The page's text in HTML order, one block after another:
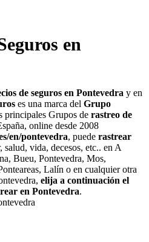
en
de seguros en Pontevedra y en
es una marca del Grupo
principales Grupos de rastreo de
online desde 2008
en/pontevedra, puede rastrear
salud, vida, decesos, etc.. en A
Bueu, Pontevedra, Mos,
Lalín o en cualquier otra
elija a continuación el
en Pontevedra.